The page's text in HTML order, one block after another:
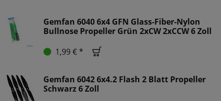
Gemfan 6040 6x4 GFN Glass-Fiber-Nylon
Bullnose Propeller Grün 2xCW 2xCCW 6 Zoll
1,99 € *
Gemfan 6042 6x4.2 Flash 2 Blatt Propeller
Schwarz 6 Zoll